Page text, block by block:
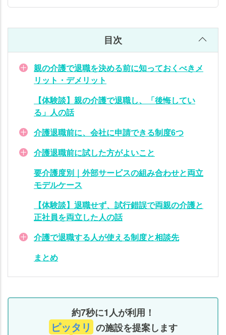
目次
親の介護で退職を決める前に知っておくべきメ
リット・デメリット
【体験談】親の介護で退職し、「後悔してい
る」人の話
介護退職前に、会社に申請できる制度6つ
介護退職前に試した方がよいこと
要介護度別｜外部サービスの組み合わせと両立
モデルケース
【体験談】退職せず、試行錯誤で両親の介護と
正社員を両立した人の話
介護で退職する人が使える制度と相談先
まとめ
約7秒に1人が利用！
ピッタリ の施設を提案します
介
す
る
が
使
え
制
度
と
相
ま
め